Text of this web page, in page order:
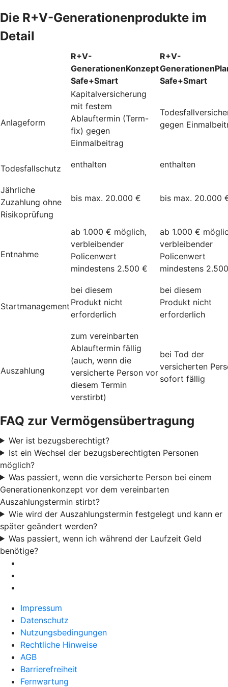
Die R+V-Generationenprodukte im
Detail
R+V-
GenerationenKonzept
Safe+Smart
R+V-
Safe+Smart
Anlageform
Kapitalversicherung
mit festem
Ablauftermin (Term-
fix) gegen
Einmalbeitrag
gegen
Todesfallschutz enthalten enthalten
Jährliche
Zuzahlung ohne
Risikoprüfung
bis max. 20.000 € bis max. 20.000
Entnahme
ab 1.000 € möglich,
verbleibender
Policenwert
mindestens 2.500 €
ab 1.000 €
verbleibender
Policenwert
mindestens
Startmanagement
bei diesem
Produkt nicht
erforderlich
bei diesem
Produkt nicht
erforderlich
Auszahlung
zum vereinbarten
Ablauftermin fällig
(auch, wenn die
versicherte Person vor
diesem Termin
verstirbt)
bei Tod der
versicherten
sofort fällig
FAQ zur Vermögensübertragung
Wer ist bezugsberechtigt?
Ist ein Wechsel der bezugsberechtigten Personen
möglich?
Was passiert, wenn die versicherte Person bei einem
Generationenkonzept vor dem vereinbarten
Auszahlungstermin stirbt?
Wie wird der Auszahlungstermin festgelegt und kann er
später geändert werden?
Was passiert, wenn ich während der Laufzeit Geld
benötige?
Impressum
Datenschutz
Nutzungsbedingungen
Rechtliche Hinweise
AGB
Barrierefreiheit
Fernwartung